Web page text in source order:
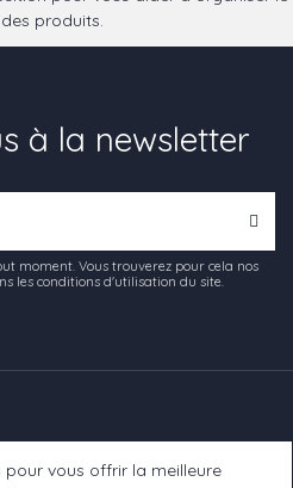
produits.
à la newsletter
moment. Vous trouverez pour cela nos
les conditions d'utilisation du site.
vous offrir la meilleure